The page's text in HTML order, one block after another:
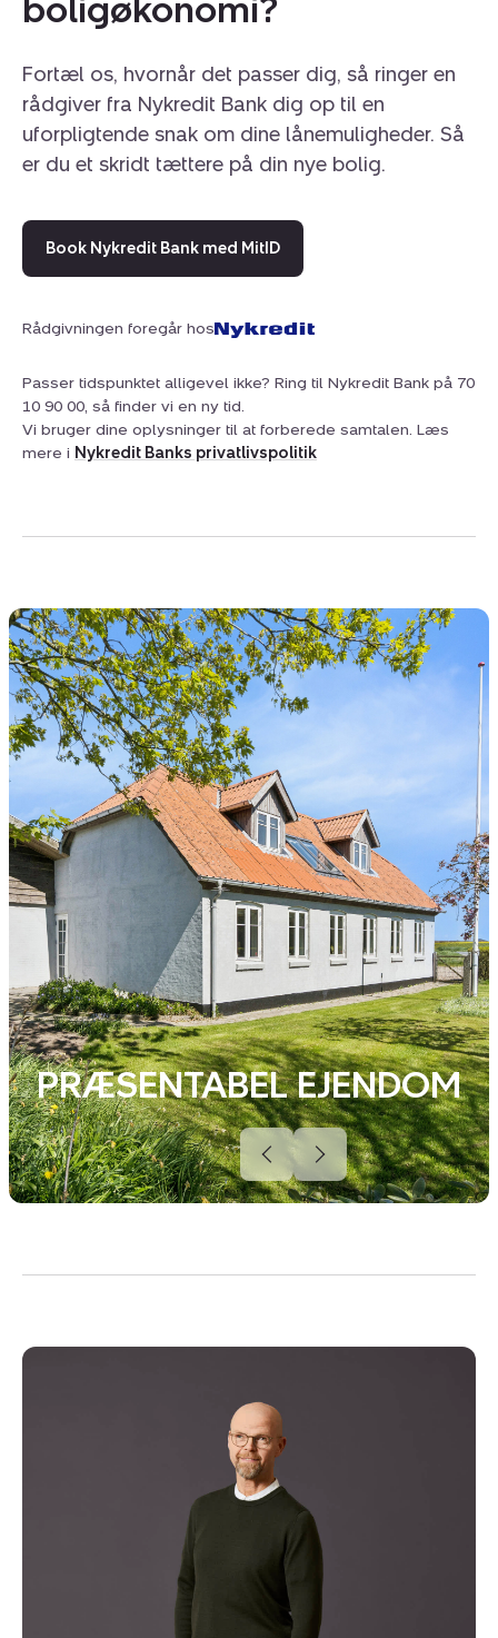
boligøkonomi?
Fortæl os, hvornår det passer dig, så ringer en
rådgiver fra Nykredit Bank dig op til en
uforpligtende snak om dine lånemuligheder. Så
er du et skridt tættere på din nye bolig.
Book Nykredit Bank med MitID
Rådgivningen foregår hos
Passer tidspunktet alligevel ikke? Ring til Nykredit Bank på 70
10 90 00, så finder vi en ny tid.
Vi bruger dine oplysninger til at forberede samtalen. Læs
mere i Nykredit Banks privatlivspolitik
PRÆSENTABEL EJENDOM